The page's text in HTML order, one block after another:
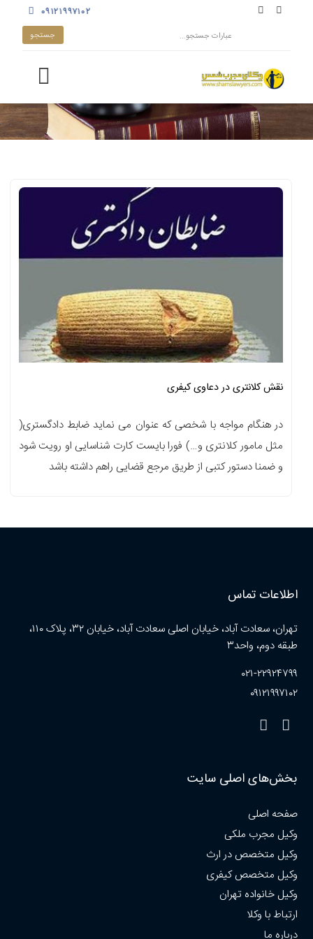
۰۹۱۲۱۹۹۷۱۰۲
نقش کلانتری در دعاوی کیفری
در هنگام مواجه با شخصی که عنوان می نماید ضابط دادگستری(
مثل مامور کلانتری و…) فورا بایست کارت شناسایی او رویت شود
و ضمنا دستور کتبی از طریق مرجع قضایی راهم داشته باشد
اطلاعات تماس
تهران، سعادت آباد، خیابان اصلی سعادت آباد، خیابان ۳۲، پلاک ۱۱۰،
طبقه دوم، واحد۳
۰۲۱-۲۲۹۲۴۷۹۹
۰۹۱۲۱۹۹۷۱۰۲
بخش‌های اصلی سایت
صفحه اصلی
وکیل مجرب ملکی
وکیل متخصص در ارث
وکیل متخصص کیفری
وکیل خانواده تهران
ارتباط با وکلا
درباره ما